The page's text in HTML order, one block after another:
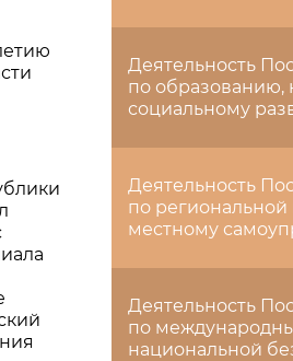
Деятельность
по образованию,
социальному
Деятельность
по региональной
местному
Деятельность
по
национальной